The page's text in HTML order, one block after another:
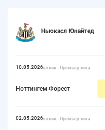
Ньюкасл Юнайтед
10.05.2026Англия - Премьер-лига
Ноттингем Форест
02.05.2026Англия - Премьер-лига